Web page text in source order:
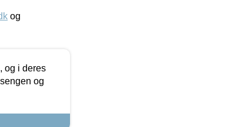
og
og i deres
og